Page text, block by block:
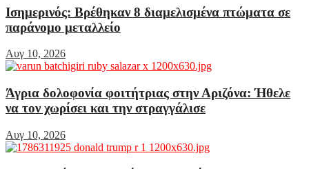
Ισημερινός: Βρέθηκαν 8 διαμελισμένα πτώματα σε
παράνομο μεταλλείο
Αυγ 10, 2026
Άγρια δολοφονία φοιτήτριας στην Αριζόνα: Ήθελε
να τον χωρίσει και την στραγγάλισε
Αυγ 10, 2026